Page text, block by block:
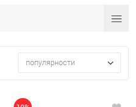
популярности